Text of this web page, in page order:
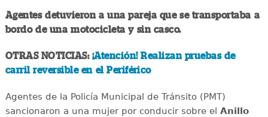
Agentes detuvieron a una pareja que se transportaba a
bordo de una motocicleta y sin casco.
OTRAS NOTICIAS: ¡Atención! Realizan pruebas de
carril reversible en el Periférico
Agentes de la Policía Municipal de Tránsito (PMT)
sancionaron a una mujer por conducir sobre el Anillo